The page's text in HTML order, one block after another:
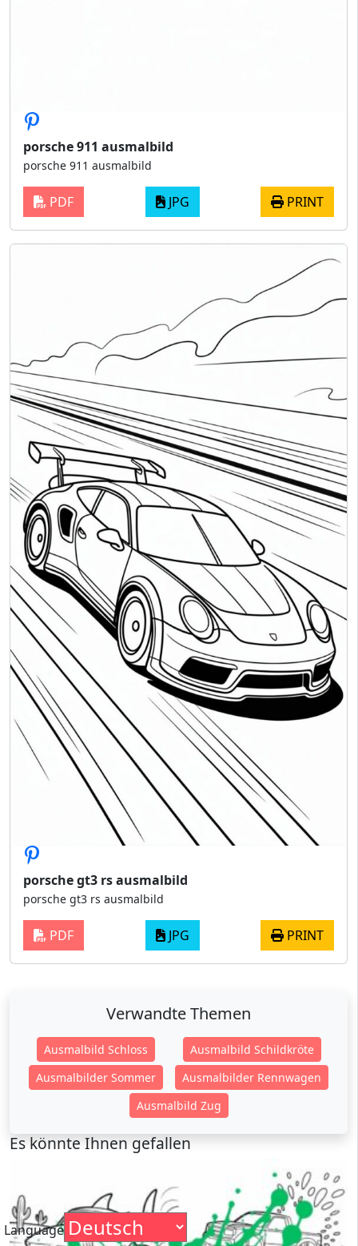
porsche 911 ausmalbild
porsche 911 ausmalbild
PDF JPG PRINT
porsche gt3 rs ausmalbild
porsche gt3 rs ausmalbild
PDF JPG PRINT
Verwandte Themen
Ausmalbild Schloss
Ausmalbild Schildkröte
Ausmalbilder Sommer
Ausmalbilder Rennwagen
Ausmalbild Zug
Es könnte Ihnen gefallen
Language